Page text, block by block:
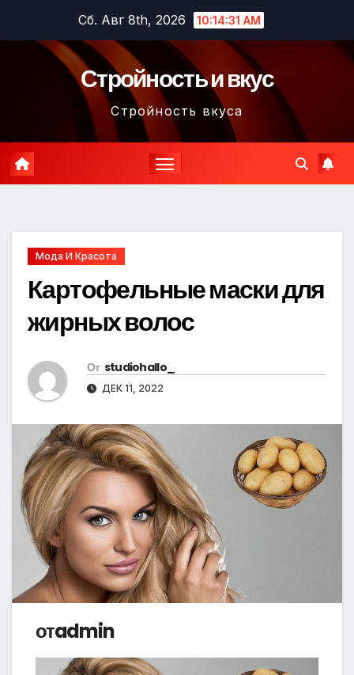
содержимому
Сб. Авг 8th, 2026 10:14:32 AM
Стройность и вкус
Стройность вкуса
Мода И Красота
Картофельные маски для
жирных волос
От studiohallo_
ДЕК 11, 2022
отadmin